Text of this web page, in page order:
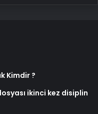
Kimdir ?
ikinci kez disiplin